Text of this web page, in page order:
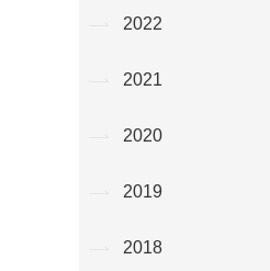
2022
2021
2020
2019
2018